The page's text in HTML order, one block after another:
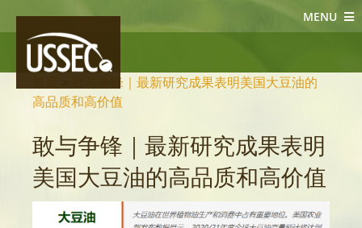
MENU
大豆新闻
敢与争锋｜最新研究成果表明美国大豆油的
高品质和高价值
敢与争锋｜最新研究成果表明
美国大豆油的高品质和高价值